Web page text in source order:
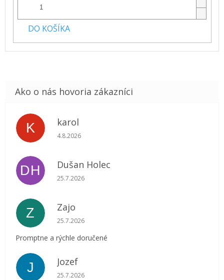
DO KOŠÍKA
K karol
Hodnotenie obchodu je 5 z 5 hviezdičiek.
4.8.2026
DH Dušan Holec
Hodnotenie obchodu je 5 z 5 hviezdičiek.
25.7.2026
Z Zajo
Hodnotenie obchodu je 5 z 5 hviezdičiek.
25.7.2026
Promptne a rýchle doručené
J Jozef
Hodnotenie obchodu je 5 z 5 hviezdičiek.
25.7.2026